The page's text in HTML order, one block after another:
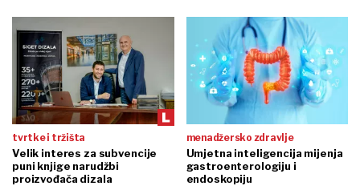
tvrtke i tržišta
Velik interes za subvencije
puni knjige narudžbi
proizvođača dizala
menadžersko zdravlje
Umjetna inteligencija mijenja
gastroenterologiju i
endoskopiju